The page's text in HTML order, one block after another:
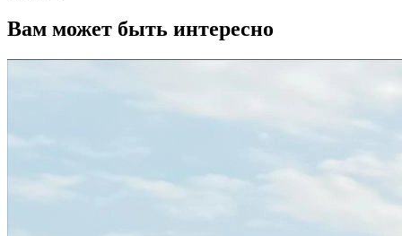
Вам может быть интересно